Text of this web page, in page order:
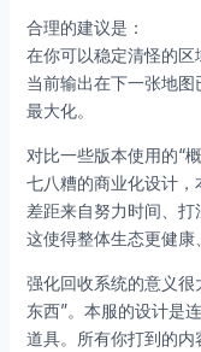
合理的建议是：
在你可以稳定清怪的
当前输出在下一张地
最大化。
对比一些版本使用的“
七八糟的商业化设计
差距来自努力时间、打
这使得整体生态更健康
强化回收系统的意义很
东西”。本服的设计是
道具。所有你打到的